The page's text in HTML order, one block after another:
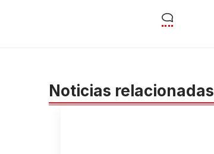
Noticias relacionadas